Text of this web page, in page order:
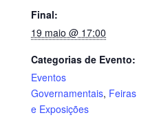
Final:
19 maio @ 17:00
Categorias de Evento:
Eventos
Governamentais, Feiras
e Exposições